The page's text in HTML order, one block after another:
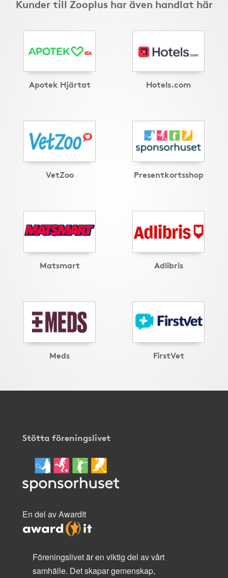
Kunder till Zooplus har även handlat här
Apotek Hjärtat Hotels.com
VetZoo Presentkortsshop
Matsmart Adlibris
Meds FirstVet
Stötta föreningslivet
En del av AwardIt
Föreningslivet är en viktig del av vårt
samhälle. Det skapar gemenskap,